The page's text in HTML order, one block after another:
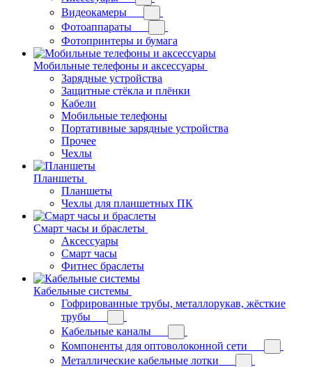
Видеокамеры
Фотоаппараты
Фотопринтеры и бумага
Мобильные телефоны и аксессуары
Зарядные устройства
Защитные стёкла и плёнки
Кабели
Мобильные телефоны
Портативные зарядные устройства
Прочее
Чехлы
Планшеты
Планшеты
Чехлы для планшетных ПК
Смарт часы и браслеты
Аксессуары
Смарт часы
Фитнес браслеты
Кабельные системы
Гофрированные трубы, металлорукав, жёсткие
трубы
Кабельные каналы
Компоненты для оптоволоконной сети
Металлические кабельные лотки